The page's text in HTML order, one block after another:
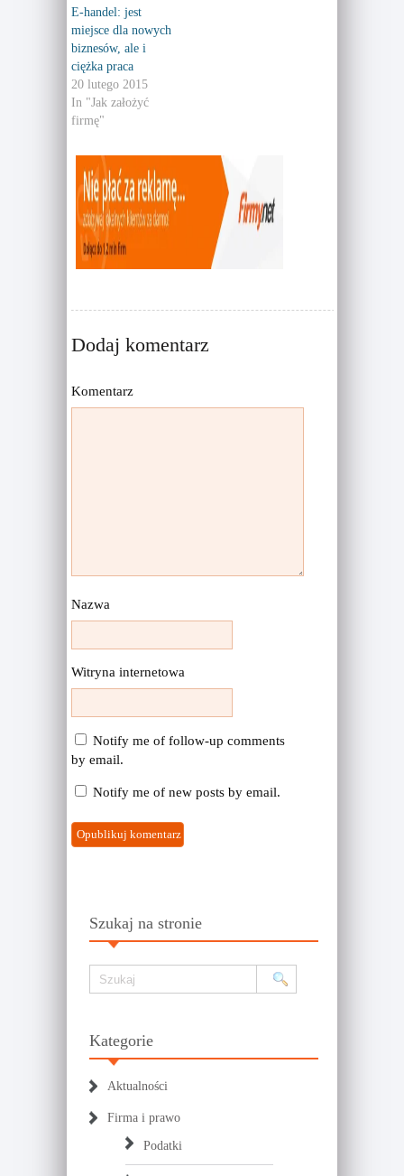
O
e
n
s
n
n
e
w
w
d
o
w
)
p
n
i
n
n
e
n
o
w
)
E-handel: jest
miejsce dla nowych
biznesów, ale i
ciężka praca
20 lutego 2015
In "Jak założyć
firmę"
Dodaj komentarz
Komentarz
Nazwa
Witryna internetowa
Notify me of follow-up comments
by email.
Notify me of new posts by email.
Szukaj na stronie
Kategorie
Aktualności
Firma i prawo
Podatki